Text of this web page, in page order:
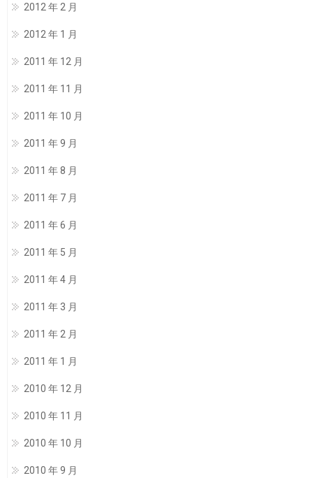
2012 年 2 月
2012 年 1 月
2011 年 12 月
2011 年 11 月
2011 年 10 月
2011 年 9 月
2011 年 8 月
2011 年 7 月
2011 年 6 月
2011 年 5 月
2011 年 4 月
2011 年 3 月
2011 年 2 月
2011 年 1 月
2010 年 12 月
2010 年 11 月
2010 年 10 月
2010 年 9 月